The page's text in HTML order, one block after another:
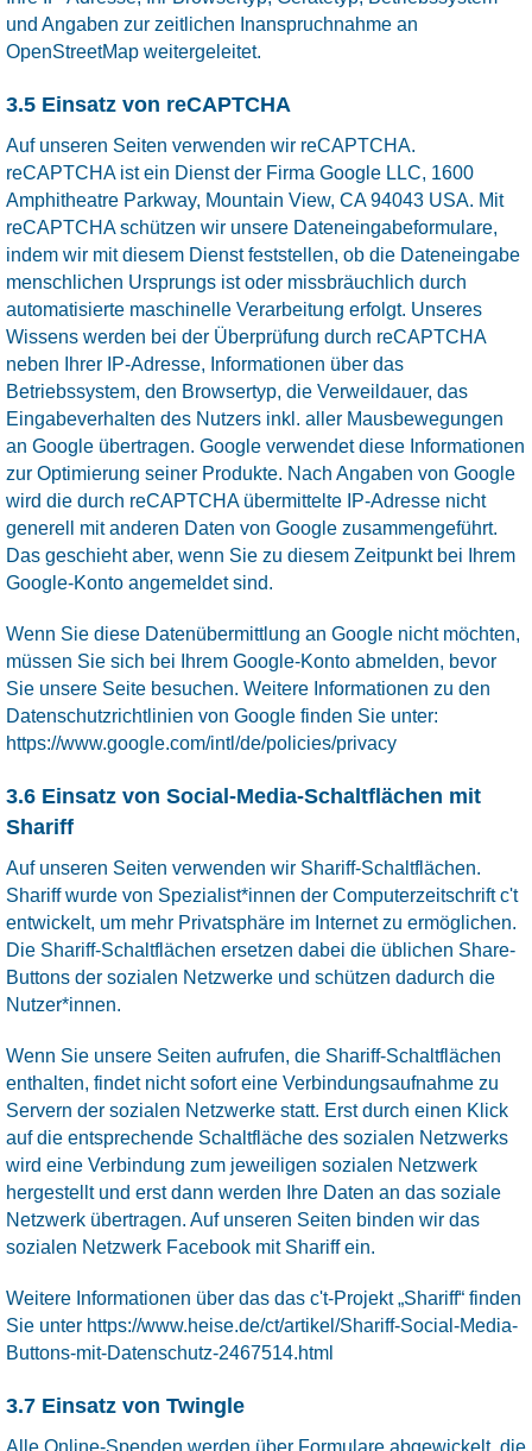
und Angaben zur zeitlichen Inanspruchnahme an
OpenStreetMap weitergeleitet.
3.5 Einsatz von reCAPTCHA
Auf unseren Seiten verwenden wir reCAPTCHA.
reCAPTCHA ist ein Dienst der Firma Google LLC, 1600
Amphitheatre Parkway, Mountain View, CA 94043 USA. Mit
reCAPTCHA schützen wir unsere Dateneingabeformulare,
indem wir mit diesem Dienst feststellen, ob die Dateneingabe
menschlichen Ursprungs ist oder missbräuchlich durch
automatisierte maschinelle Verarbeitung erfolgt. Unseres
Wissens werden bei der Überprüfung durch reCAPTCHA
neben Ihrer IP-Adresse, Informationen über das
Betriebssystem, den Browsertyp, die Verweildauer, das
Eingabeverhalten des Nutzers inkl. aller Mausbewegungen
an Google übertragen. Google verwendet diese Informationen
zur Optimierung seiner Produkte. Nach Angaben von Google
wird die durch reCAPTCHA übermittelte IP-Adresse nicht
generell mit anderen Daten von Google zusammengeführt.
Das geschieht aber, wenn Sie zu diesem Zeitpunkt bei Ihrem
Google-Konto angemeldet sind.
Wenn Sie diese Datenübermittlung an Google nicht möchten,
müssen Sie sich bei Ihrem Google-Konto abmelden, bevor
Sie unsere Seite besuchen. Weitere Informationen zu den
Datenschutzrichtlinien von Google finden Sie unter:
https://www.google.com/intl/de/policies/privacy
3.6 Einsatz von Social-Media-Schaltflächen mit
Shariff
Auf unseren Seiten verwenden wir Shariff-Schaltflächen.
Shariff wurde von Spezialist*innen der Computerzeitschrift c't
entwickelt, um mehr Privatsphäre im Internet zu ermöglichen.
Die Shariff-Schaltflächen ersetzen dabei die üblichen Share-
Buttons der sozialen Netzwerke und schützen dadurch die
Nutzer*innen.
Wenn Sie unsere Seiten aufrufen, die Shariff-Schaltflächen
enthalten, findet nicht sofort eine Verbindungsaufnahme zu
Servern der sozialen Netzwerke statt. Erst durch einen Klick
auf die entsprechende Schaltfläche des sozialen Netzwerks
wird eine Verbindung zum jeweiligen sozialen Netzwerk
hergestellt und erst dann werden Ihre Daten an das soziale
Netzwerk übertragen. Auf unseren Seiten binden wir das
sozialen Netzwerk Facebook mit Shariff ein.
Weitere Informationen über das das c't-Projekt „Shariff“ finden
Sie unter https://www.heise.de/ct/artikel/Shariff-Social-Media-
Buttons-mit-Datenschutz-2467514.html
3.7 Einsatz von Twingle
Alle Online-Spenden werden über Formulare abgewickelt, die